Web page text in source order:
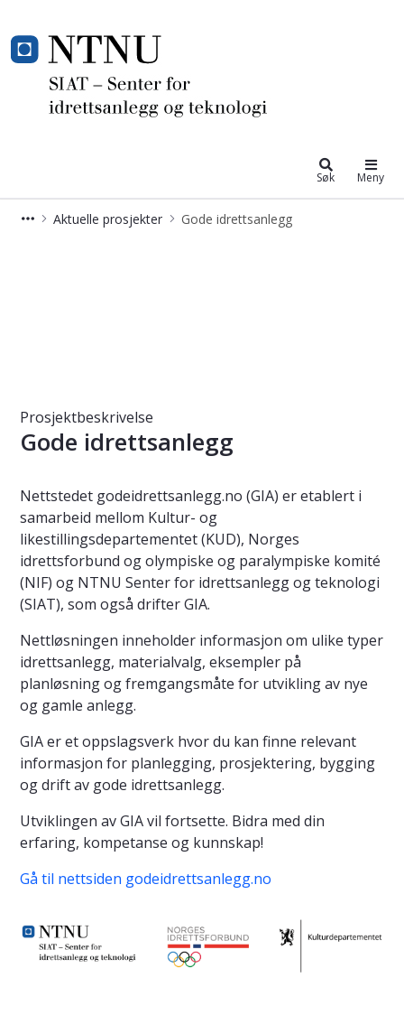
Senter for idrettsanlegg og
Søk Meny
Aktuelle prosjekter Gode idrettsanlegg
Prosjektbeskrivelse
Gode idrettsanlegg
Nettstedet godeidrettsanlegg.no (GIA) er etablert i
samarbeid mellom Kultur- og
likestillingsdepartementet (KUD), Norges
idrettsforbund og olympiske og paralympiske komité
(NIF) og NTNU Senter for idrettsanlegg og teknologi
(SIAT), som også drifter GIA.
Nettløsningen inneholder informasjon om ulike typer
idrettsanlegg, materialvalg, eksempler på
planløsning og fremgangsmåte for utvikling av nye
og gamle anlegg.
GIA er et oppslagsverk hvor du kan finne relevant
informasjon for planlegging, prosjektering, bygging
og drift av gode idrettsanlegg.
Utviklingen av GIA vil fortsette. Bidra med din
erfaring, kompetanse og kunnskap!
Gå til nettsiden godeidrettsanlegg.no